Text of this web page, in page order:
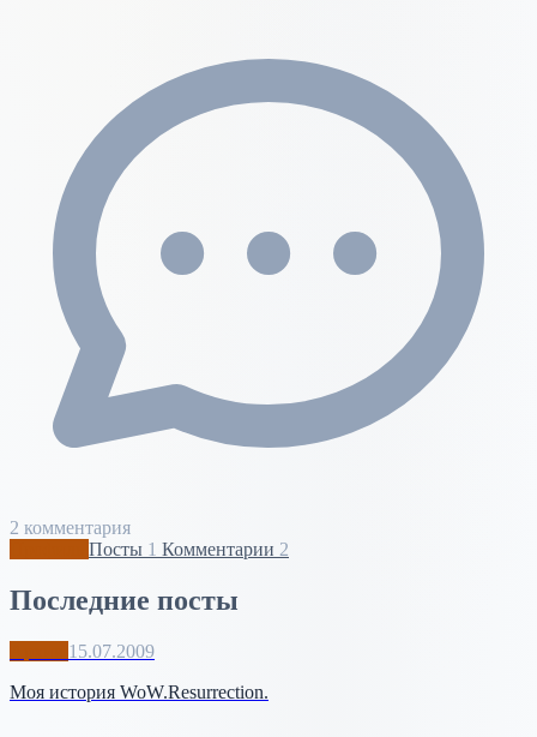
2 комментария
Посты 1 Комментарии 2
Последние посты
15.07.2009
Моя история WoW.Resurrection.